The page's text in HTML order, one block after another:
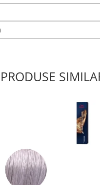
PRODUSE